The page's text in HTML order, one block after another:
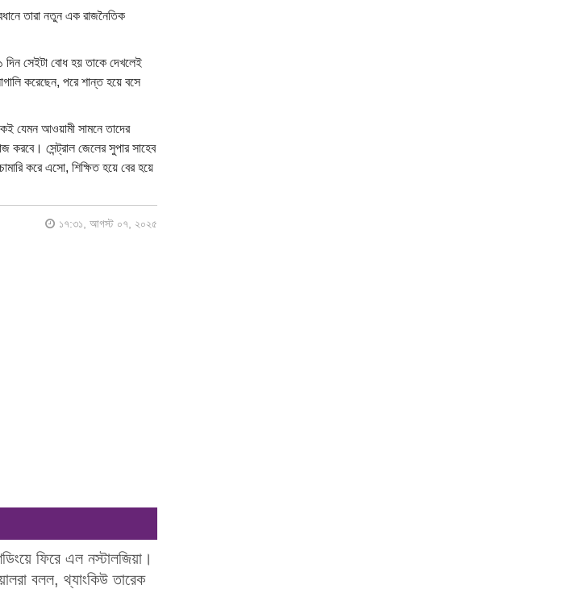
তারা নতুন এক রাজনৈতিক
সেইটা বোধ হয় তাকে দেখলেই
করেছেন, পরে শান্ত হয়ে বসে
যেমন আওয়ামী সামনে তাদের
করবে। সেন্ট্রাল জেলের সুপার সাহেব
করে এসো, শিক্ষিত হয়ে বের হয়ে
১৭:৩১, আগস্ট ০৭, ২০২৫
ফিরে এল নস্টালজিয়া।
বলল, থ্যাংকিউ তারেক